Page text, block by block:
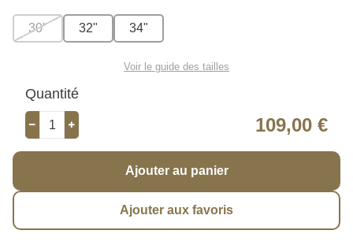
30" 32" 34"
Voir le guide des tailles
Quantité
109,00 €
Ajouter au panier
Ajouter aux favoris